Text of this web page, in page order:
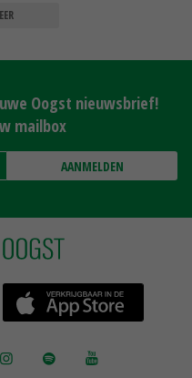
Oogst nieuwsbrief!
mailbox
AANMELDEN